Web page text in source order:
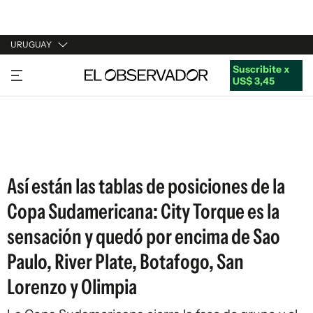
URUGUAY
URUGUAY
ARGENTINA
Suscribite x
US$ 3,45
Así están las tablas de posiciones de la
Copa Sudamericana: City Torque es la
sensación y quedó por encima de Sao
Paulo, River Plate, Botafogo, San
Lorenzo y Olimpia